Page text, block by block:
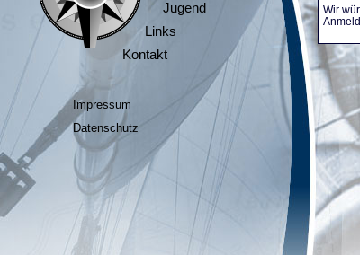
Jugend
Links
Kontakt
Impressum
Datenschutz
Wir